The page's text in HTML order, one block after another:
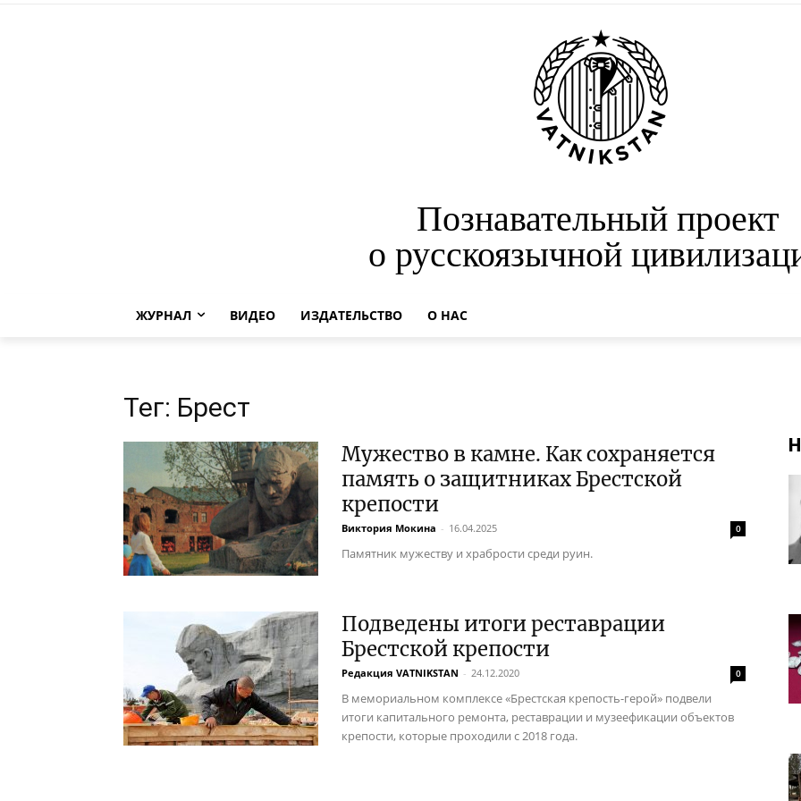
Познавательный проект
о русскоязычной
ЖУРНАЛ ВИДЕО ИЗДАТЕЛЬСТВО О НАС
Тег: Брест
Мужество в камне. Как сохраняется
память о защитниках Брестской
крепости
Виктория Мокина - 16.04.2025 0
Памятник мужеству и храбрости среди руин.
Подведены итоги реставрации
Брестской крепости
Редакция VATNIKSTAN - 24.12.2020 0
В мемориальном комплексе «Брестская крепость-герой» подвели
итоги капитального ремонта, реставрации и музеефикации объектов
крепости, которые проходили с 2018 года.